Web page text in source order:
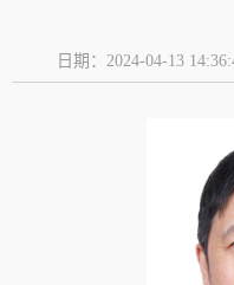
日期：2024-04-13